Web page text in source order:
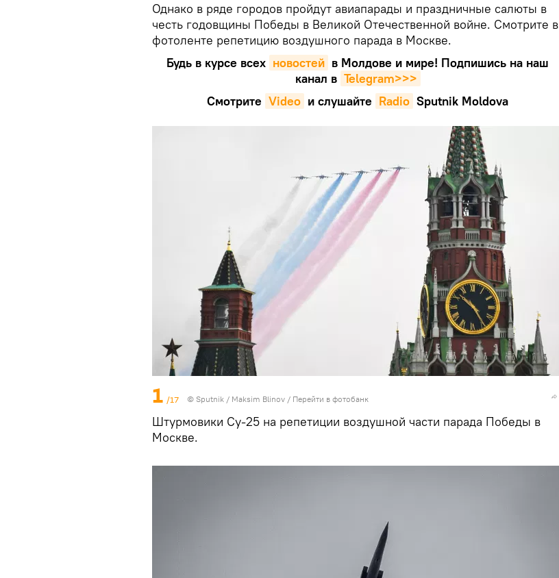
Однако в ряде городов пройдут авиапарады и праздничные салюты в
честь годовщины Победы в Великой Отечественной войне. Смотрите в
фотоленте репетицию воздушного парада в Москве.
Будь в курсе всех новостей в Молдове и мире! Подпишись на наш
канал в Telegram>>>
Смотрите Video и слушайте Radio Sputnik Moldova
1 /17 © Sputnik / Maksim Blinov / Перейти в фотобанк
Штурмовики Су-25 на репетиции воздушной части парада Победы в
Москве.